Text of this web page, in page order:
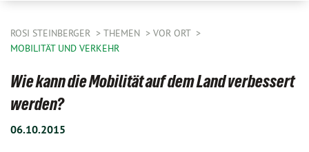
ROSI STEINBERGER THEMEN
VOR ORT
MOBILITÄT UND VERKEHR
Wie kann die Mobilität auf dem Land verbessert
werden?
06.10.2015